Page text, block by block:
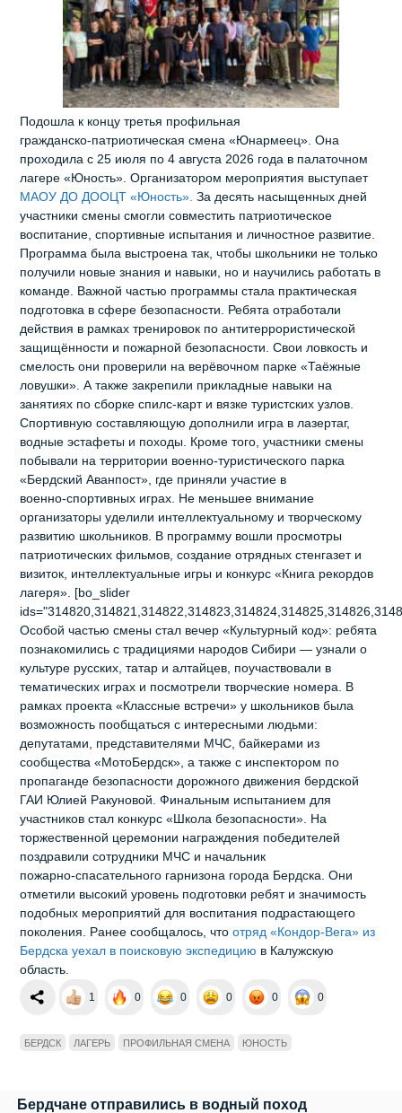
Подошла к концу третья профильная
гражданско‑патриотическая смена «Юнармеец». Она
проходила с 25 июля по 4 августа 2026 года в палаточном
лагере «Юность». Организатором мероприятия выступает
МАОУ ДО ДООЦТ «Юность». За десять насыщенных дней
участники смены смогли совместить патриотическое
воспитание, спортивные испытания и личностное развитие.
Программа была выстроена так, чтобы школьники не только
получили новые знания и навыки, но и научились работать в
команде. Важной частью программы стала практическая
подготовка в сфере безопасности. Ребята отработали
действия в рамках тренировок по антитеррористической
защищённости и пожарной безопасности. Свои ловкость и
смелость они проверили на верёвочном парке «Таёжные
ловушки». А также закрепили прикладные навыки на
занятиях по сборке спилс‑карт и вязке туристских узлов.
Спортивную составляющую дополнили игра в лазертаг,
водные эстафеты и походы. Кроме того, участники смены
побывали на территории военно‑туристического парка
«Бердский Аванпост», где приняли участие в
военно‑спортивных играх. Не меньшее внимание
организаторы уделили интеллектуальному и творческому
развитию школьников. В программу вошли просмотры
патриотических фильмов, создание отрядных стенгазет и
визиток, интеллектуальные игры и конкурс «Книга рекордов
лагеря». [bo_slider
Особой частью смены стал вечер «Культурный код»: ребята
познакомились с традициями народов Сибири — узнали о
культуре русских, татар и алтайцев, поучаствовали в
тематических играх и посмотрели творческие номера. В
рамках проекта «Классные встречи» у школьников была
возможность пообщаться с интересными людьми:
депутатами, представителями МЧС, байкерами из
сообщества «МотоБердск», а также с инспектором по
пропаганде безопасности дорожного движения бердской
ГАИ Юлией Ракуновой. Финальным испытанием для
участников стал конкурс «Школа безопасности». На
торжественной церемонии награждения победителей
поздравили сотрудники МЧС и начальник
пожарно‑спасательного гарнизона города Бердска. Они
отметили высокий уровень подготовки ребят и значимость
подобных мероприятий для воспитания подрастающего
поколения. Ранее сообщалось, что отряд «Кондор‑Вега» из
Бердска уехал в поисковую экспедицию в Калужскую
область.
1 0 0 0 0 0
БЕРДСК ЛАГЕРЬ ПРОФИЛЬНАЯ СМЕНА ЮНОСТЬ
Бердчане отправились в водный поход